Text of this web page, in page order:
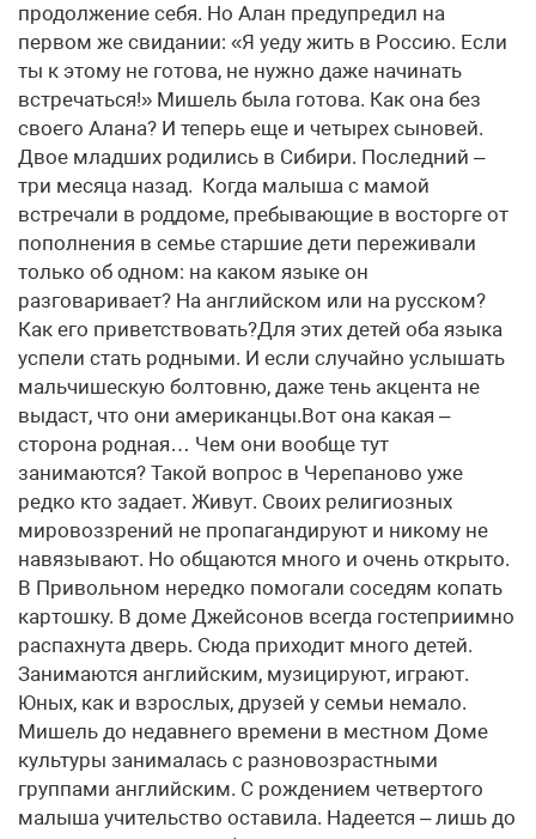
продолжение себя. Но Алан предупредил на
первом же свидании: «Я уеду жить в Россию. Если
ты к этому не готова, не нужно даже начинать
встречаться!» Мишель была готова. Как она без
своего Алана? И теперь еще и четырех сыновей.
Двое младших родились в Сибири. Последний –
три месяца назад. Когда малыша с мамой
встречали в роддоме, пребывающие в восторге от
пополнения в семье старшие дети переживали
только об одном: на каком языке он
разговаривает? На английском или на русском?
Как его приветствовать?Для этих детей оба языка
успели стать родными. И если случайно услышать
мальчишескую болтовню, даже тень акцента не
выдаст, что они американцы.Вот она какая –
сторона родная… Чем они вообще тут
занимаются? Такой вопрос в Черепаново уже
редко кто задает. Живут. Своих религиозных
мировоззрений не пропагандируют и никому не
навязывают. Но общаются много и очень открыто.
В Привольном нередко помогали соседям копать
картошку. В доме Джейсонов всегда гостеприимно
распахнута дверь. Сюда приходит много детей.
Занимаются английским, музицируют, играют.
Юных, как и взрослых, друзей у семьи немало.
Мишель до недавнего времени в местном Доме
культуры занималась с разновозрастными
группами английским. С рождением четвертого
малыша учительство оставила. Надеется – лишь до